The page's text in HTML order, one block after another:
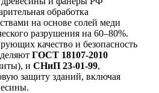
обработка
на основе солей меди
разрушения на 60–80%.
качество и безопасность
ГОСТ 18107-2010
и СНиП 23-01-99,
защиту зданий, включая